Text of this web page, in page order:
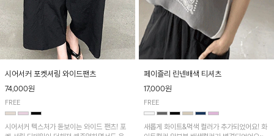
시어서커 포켓셔링 와이드팬츠
74,000원
FREE
시어서커 텍스처가 돋보이는 와이드 팬츠! 포
페이즐리 린넨배색 티셔츠
17,000원
FREE
새롭게 화이트&먹색 컬러가 추가되었어요! 화